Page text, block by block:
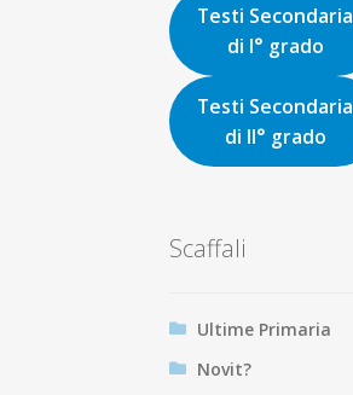
Testi Secondaria
di I° grado
Testi Secondaria
di II° grado
Scaffali
Ultime Primaria
Novit?